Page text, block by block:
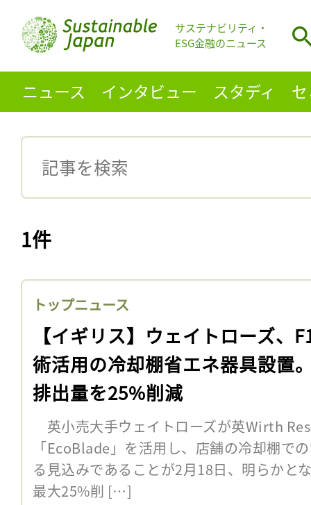
サステナビリティ・
ESG金融のニュース
ニュース インタビュー スタディ
1件
トップニュース
【イギリス】ウェイトローズ、
術活用の冷却棚省エネ器具設置
排出量を25%削減
英小売大手ウェイトローズが英Wirth
「EcoBlade」を活用し、店舗の冷却棚で
る見込みであることが2月18日、明らかと
最大25%削 […]